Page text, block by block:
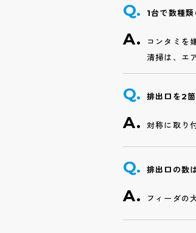
1台で数種
コンタミを
清掃は、エ
排出口を2
対称に取り
排出口の数
フィーダの